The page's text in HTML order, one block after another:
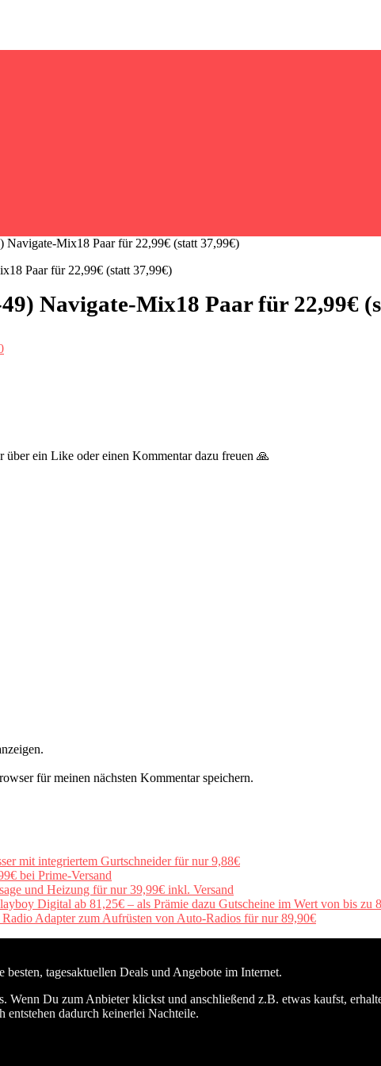
Navigate-Mix18 Paar für 22,99€ (statt 37,99€)
Navigate-Mix18 Paar für 22,99€
ein Like oder einen Kommentar dazu freuen 🙏
für meinen nächsten Kommentar speichern.
mit integriertem Gurtschneider für nur 9,88€
bei Prime-Versand
und Heizung für nur 39,99€ inkl. Versand
Digital ab 81,25€ – als Prämie dazu Gutscheine im Wert von bis zu
Adapter zum Aufrüsten von Auto-Radios für nur 89,90€
tagesaktuellen Deals und Angebote im Internet.
Wenn Du zum Anbieter klickst und anschließend z.B. etwas kaufst,
dadurch keinerlei Nachteile.